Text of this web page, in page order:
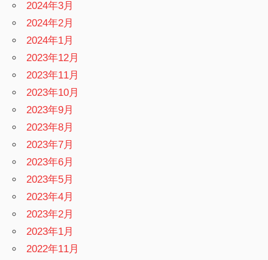
2024年3月
2024年2月
2024年1月
2023年12月
2023年11月
2023年10月
2023年9月
2023年8月
2023年7月
2023年6月
2023年5月
2023年4月
2023年2月
2023年1月
2022年11月